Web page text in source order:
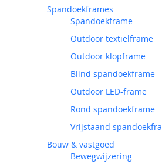
Spandoekframes
Spandoekframe
Outdoor textielframe
Outdoor klopframe
Blind spandoekframe
Outdoor LED-frame
Rond spandoekframe
Vrijstaand
Bouw & vastgoed
Bewegwijzering